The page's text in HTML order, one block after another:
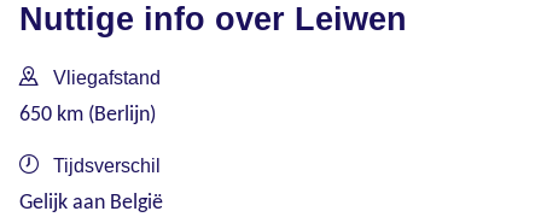
Nuttige info over Leiwen
Vliegafstand
650 km (Berlijn)
Tijdsverschil
Gelijk aan België